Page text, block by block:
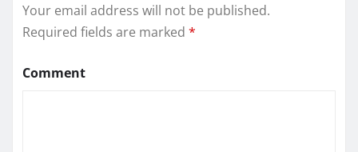
Your email address will not be published.
Required fields are marked *
Comment